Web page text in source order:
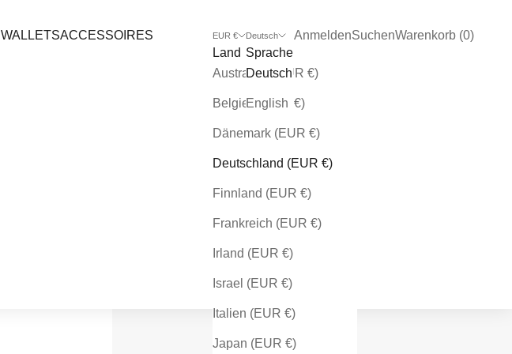
WALLETSACCESSOIRES EUR €
Land
Australien (EUR €)
Belgien (EUR €)
Dänemark (EUR €)
Deutschland (EUR €)
Finnland (EUR €)
Frankreich (EUR €)
Irland (EUR €)
Israel (EUR €)
Italien (EUR €)
Japan (EUR €)
Deutsch
Sprache
Deutsch
English
Kundenkontoseite öffnen
AnmeldenSuche öffnen
SuchenWarenkorb öffnen
Warenkorb (0)